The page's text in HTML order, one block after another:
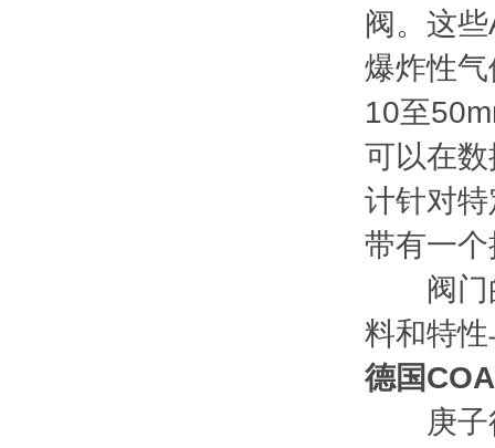
阀。这
爆炸性
10至
可以在
计针对
带有一
阀门的
料和特
德国
庚子往